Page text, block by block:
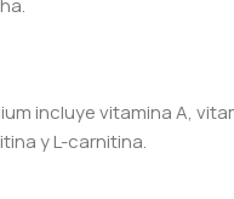
incluye vitamina A,
y L-carnitina.